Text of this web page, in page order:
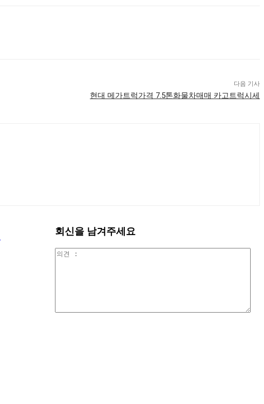
다음 기사
현대 메가트럭가격 7.5톤화물차매매 카고트럭시세
회신을 남겨주세요